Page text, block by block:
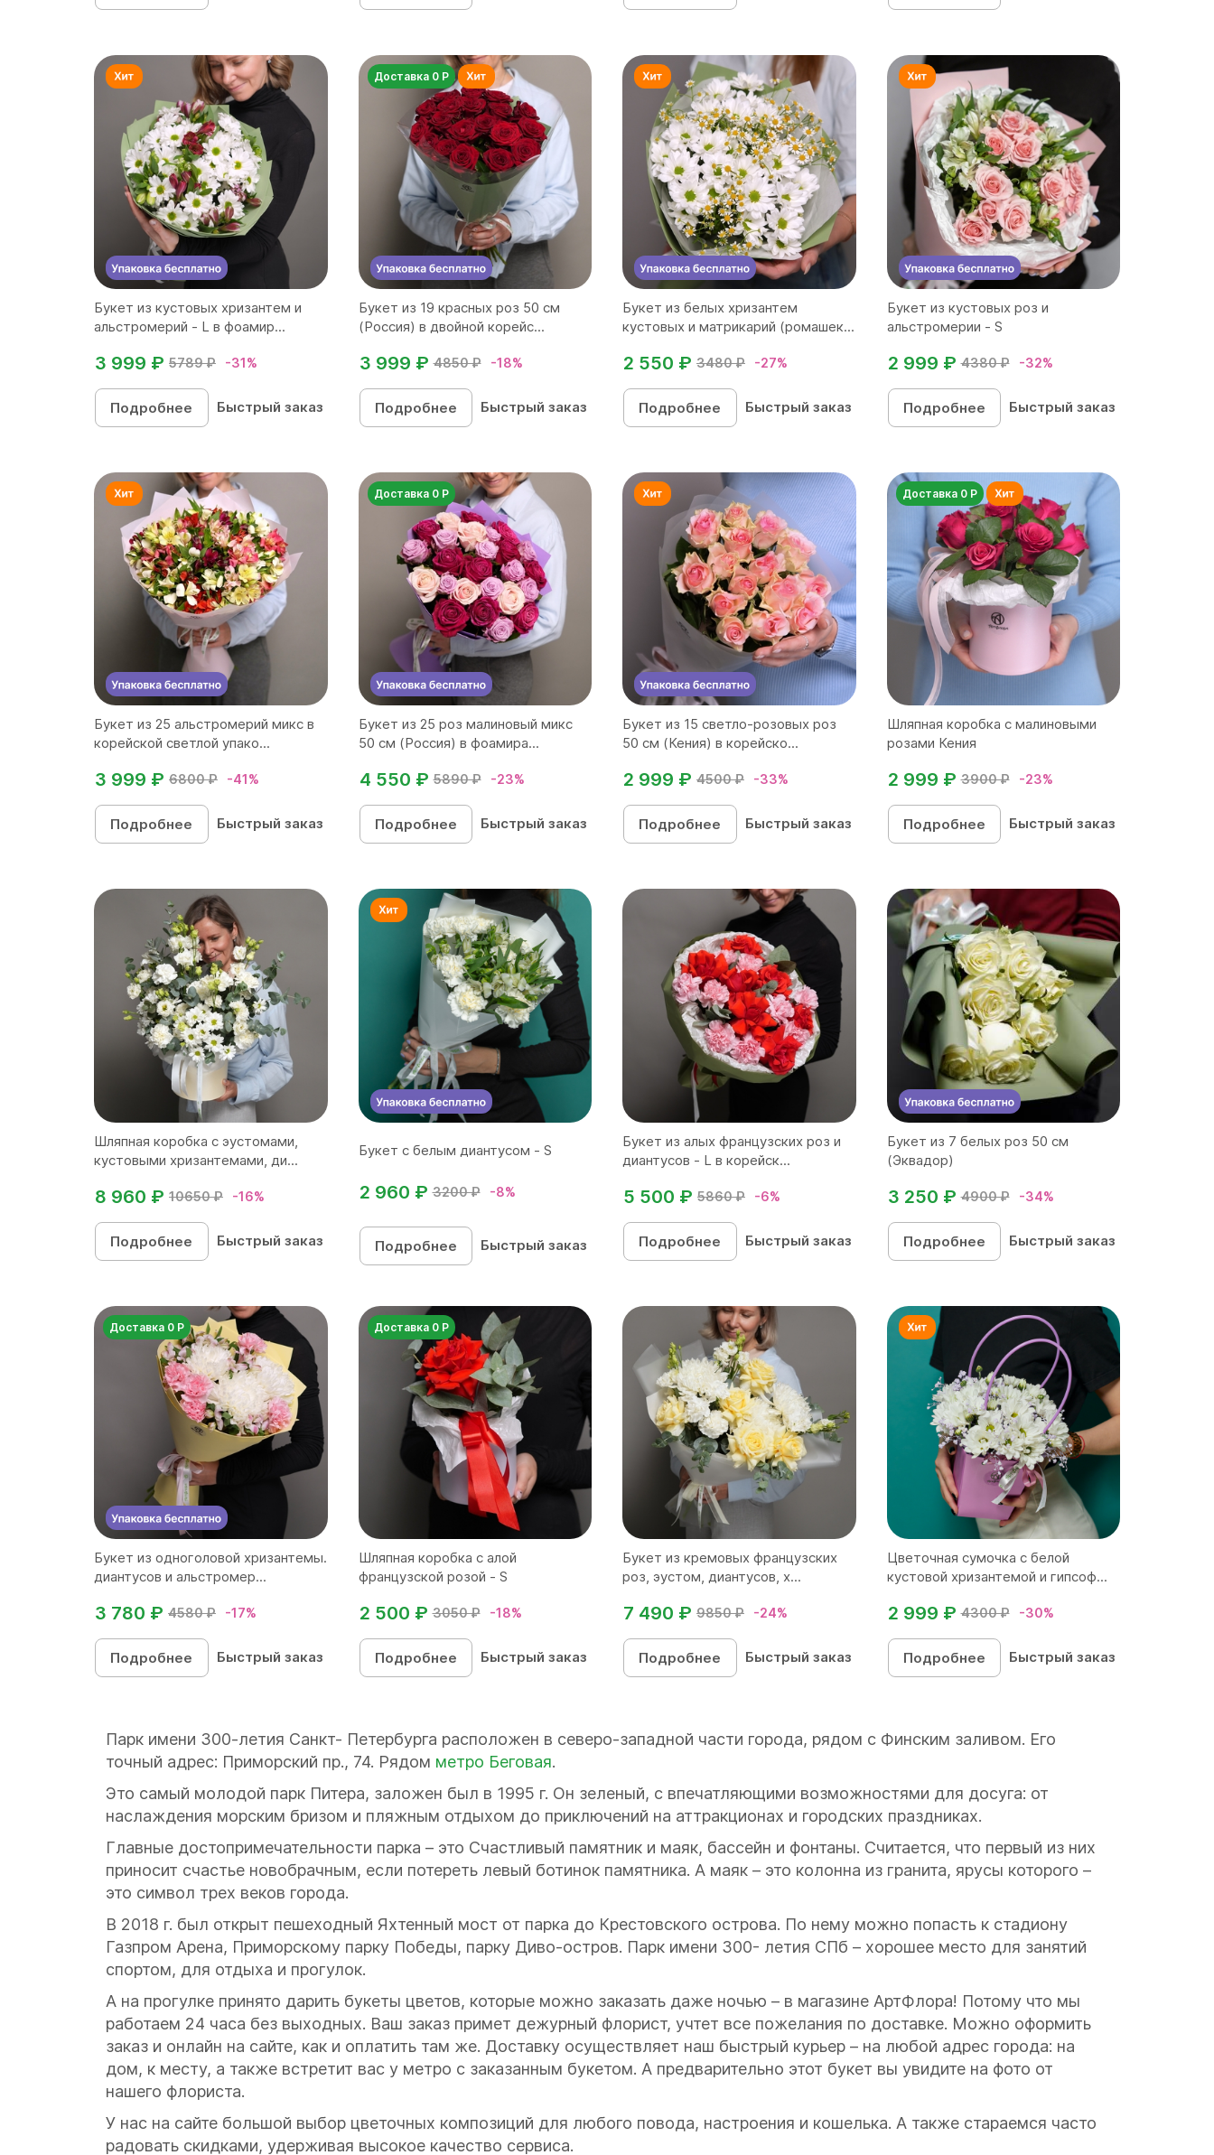
Букет из кустовых хризантем и
альстромерий - L в фоамир...
5789 ₽ -31%
3 999 ₽
Подробнее Быстрый заказ
Доставка 0 Р
Букет из 19 красных роз 50 см
(Россия) в двойной корейс...
4850 ₽ -18%
3 999 ₽
Подробнее Быстрый заказ
Букет из белых хризантем
кустовых и матрикарий (ромашек...
3480 ₽ -27%
2 550 ₽
Подробнее Быстрый заказ
Букет из кустовых роз и
альстромерии - S
4380 ₽ -32%
2 999 ₽
Подробнее Быстрый заказ
Букет из 25 альстромерий микс в
корейской светлой упако...
6800 ₽ -41%
3 999 ₽
Подробнее Быстрый заказ
Доставка 0 Р
Букет из 25 роз малиновый микс
50 см (Россия) в фоамира...
5890 ₽ -23%
4 550 ₽
Подробнее Быстрый заказ
Букет из 15 светло-розовых роз
50 см (Кения) в корейско...
4500 ₽ -33%
2 999 ₽
Подробнее Быстрый заказ
Доставка 0 Р
Шляпная коробка с малиновыми
розами Кения
3900 ₽ -23%
2 999 ₽
Подробнее Быстрый заказ
Шляпная коробка с эустомами,
кустовыми хризантемами, ди...
10650 ₽ -16%
8 960 ₽
Подробнее Быстрый заказ
Букет с белым диантусом - S
3200 ₽ -8%
2 960 ₽
Подробнее Быстрый заказ
Букет из алых французских роз и
диантусов - L в корейск...
5860 ₽ -6%
5 500 ₽
Подробнее Быстрый заказ
Букет из 7 белых роз 50 см
(Эквадор)
4900 ₽ -34%
3 250 ₽
Подробнее Быстрый заказ
Доставка 0 Р
Букет из одноголовой хризантемы.
диантусов и альстромер...
4580 ₽ -17%
3 780 ₽
Подробнее Быстрый заказ
Доставка 0 Р
Шляпная коробка с алой
французской розой - S
3050 ₽ -18%
2 500 ₽
Подробнее Быстрый заказ
Букет из кремовых французских
роз, эустом, диантусов, х...
9850 ₽ -24%
7 490 ₽
Подробнее Быстрый заказ
Цветочная сумочка с белой
кустовой хризантемой и гипсоф...
4300 ₽ -30%
2 999 ₽
Подробнее Быстрый заказ
Парк имени 300-летия Санкт- Петербурга расположен в северо-западной части города, рядом с Финским заливом. Его
точный адрес: Приморский пр., 74. Рядом метро Беговая.
Это самый молодой парк Питера, заложен был в 1995 г. Он зеленый, с впечатляющими возможностями для досуга: от
наслаждения морским бризом и пляжным отдыхом до приключений на аттракционах и городских праздниках.
Главные достопримечательности парка – это Счастливый памятник и маяк, бассейн и фонтаны. Считается, что первый из них
приносит счастье новобрачным, если потереть левый ботинок памятника. А маяк – это колонна из гранита, ярусы которого –
это символ трех веков города.
В 2018 г. был открыт пешеходный Яхтенный мост от парка до Крестовского острова. По нему можно попасть к стадиону
Газпром Арена, Приморскому парку Победы, парку Диво-остров. Парк имени 300- летия СПб – хорошее место для занятий
спортом, для отдыха и прогулок.
А на прогулке принято дарить букеты цветов, которые можно заказать даже ночью – в магазине АртФлора! Потому что мы
работаем 24 часа без выходных. Ваш заказ примет дежурный флорист, учтет все пожелания по доставке. Можно оформить
заказ и онлайн на сайте, как и оплатить там же. Доставку осуществляет наш быстрый курьер – на любой адрес города: на
дом, к месту, а также встретит вас у метро с заказанным букетом. А предварительно этот букет вы увидите на фото от
нашего флориста.
У нас на сайте большой выбор цветочных композиций для любого повода, настроения и кошелька. А также стараемся часто
радовать скидками, удерживая высокое качество сервиса.